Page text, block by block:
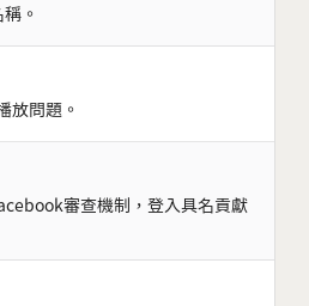
。
放問題。
審查機制，登入具名貢獻